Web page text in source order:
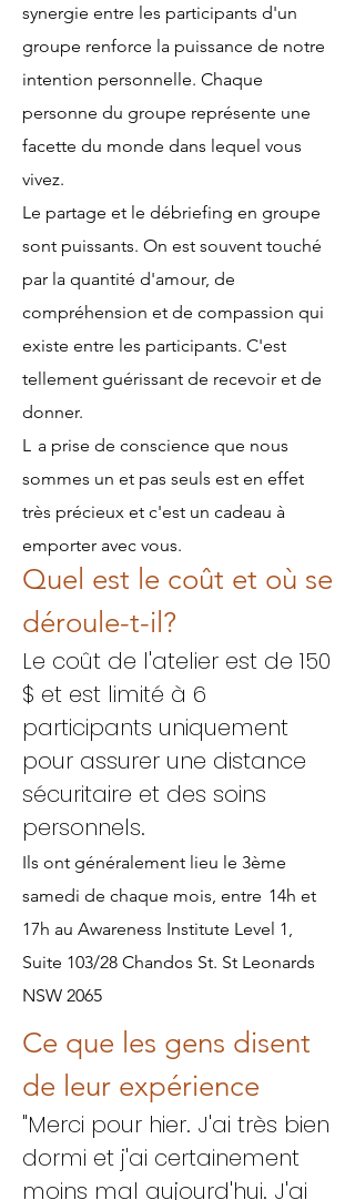
synergie entre les participants d'un
groupe renforce la puissance de notre
intention personnelle. Chaque
personne du groupe représente une
facette du monde dans lequel vous
vivez.
Le partage et le débriefing en groupe
sont puissants. On est souvent touché
par la quantité d'amour, de
compréhension et de compassion qui
existe entre les participants. C'est
tellement guérissant de recevoir et de
donner.
L a prise de conscience que nous
sommes un et pas seuls est en effet
très précieux et c'est un cadeau à
emporter avec vous.
Quel est le coût et où se
déroule-t-il?
Le coût de l'atelier est de 150
$ et est limité à 6
participants uniquement
pour assurer une distance
sécuritaire et des soins
personnels.
Ils ont généralement lieu le 3ème
samedi de chaque mois, entre 14h et
17h au Awareness Institute Level 1,
Suite 103/28 Chandos St. St Leonards
NSW 2065
Ce que les gens disent
de leur expérience
"Merci pour hier. J'ai très bien
dormi et j'ai certainement
moins mal aujourd'hui. J'ai